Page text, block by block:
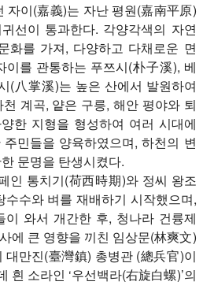
자이(嘉義)는 자난 평원(嘉南平原)
선이 통과한다. 각양각색의 자연
화를 가져, 다양하고 다채로운 면
이를 관통하는 푸쯔시(朴子溪), 베
(八掌溪)는 높은 산에서 발원하여
계곡, 얕은 구릉, 해안 평야와 퇴
한 지형을 형성하여 여러 시대에
민들을 양육하였으며, 하천의 변
문명을 탄생시켰다.
인 통치기(荷西時期)와 정씨 왕조
수와 벼를 재배하기 시작했으며,
이 와서 개간한 후, 청나라 건륭제
에 큰 영향을 끼친 임상문(林爽文)
대만진(臺灣鎮) 총병관 (總兵官)이
흰 소라인 ‘우선백라(右旋白螺)’의